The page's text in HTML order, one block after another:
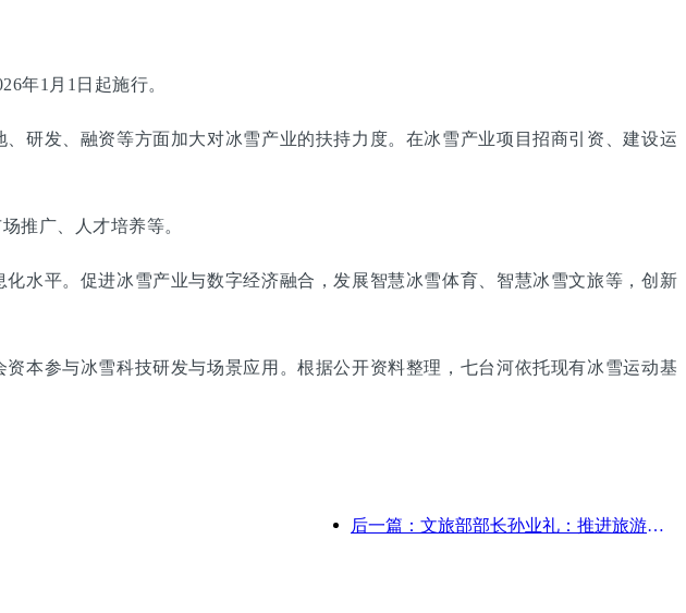
年1月1日起施行。
研发、融资等方面加大对冰雪产业的扶持力度。在冰雪产业项目招商引资、建设运
推广、人才培养等。
水平。促进冰雪产业与数字经济融合，发展智慧冰雪体育、智慧冰雪文旅等，创新
本参与冰雪科技研发与场景应用。根据公开资料整理，七台河依托现有冰雪运动基
后一篇：文旅部部长孙业礼：推进旅游强国建设，丰富高品质旅游产品供给